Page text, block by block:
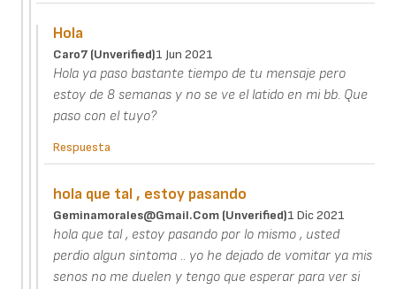
Hola
Caro7 (unverified)1 Jun 2021
Hola ya paso bastante tiempo de tu mensaje pero
estoy de 8 semanas y no se ve el latido en mi bb. Que
paso con el tuyo?
Respuesta
hola que tal , estoy pasando
Geminamorales@gmail.com (unverified)1 Dic 2021
hola que tal , estoy pasando por lo mismo , usted
perdio algun sintoma .. yo he dejado de vomitar ya mis
senos no me duelen y tengo que esperar para ver si